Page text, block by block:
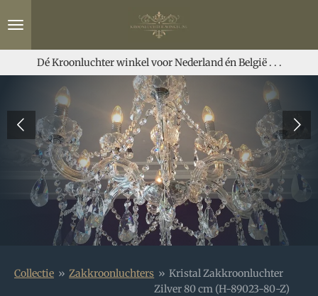
direct
hoofdinhoud
Dé Kroonluchter winkel voor Nederland én België . . .
Collectie » Zakkroonluchters » Kristal Zakkroonluchter
Zilver 80 cm (H-89023-80-Z)